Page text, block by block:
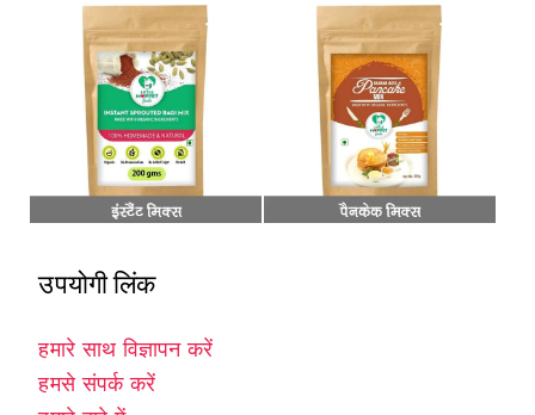
उपयोगी लिंक
हमारे साथ विज्ञापन करें
हमसे संपर्क करें